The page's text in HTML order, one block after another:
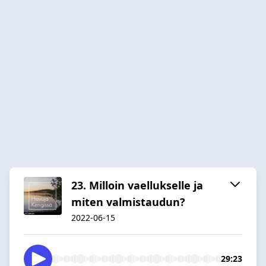
23. Milloin vaellukselle ja
miten valmistaudun?
2022-06-15
29:23